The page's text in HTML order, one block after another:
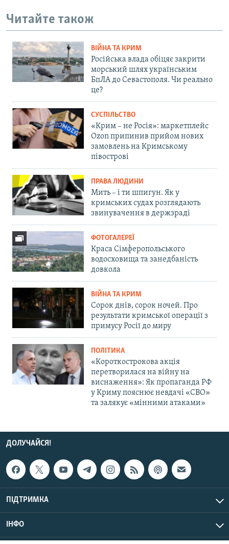
Читайте також
ВІЙНА ТА КРИМ
Російська влада обіцяє закрити
морський шлях українським
БпЛА до Севастополя. Чи реально
це?
СУСПІЛЬСТВО
«Крим – не Росія»: маркетплейс
Ozon припинив прийом нових
замовлень на Кримському
півострові
ПРАВА ЛЮДИНИ
Мить – і ти шпигун. Як у
кримських судах розглядають
звинувачення в держзраді
ФОТОГАЛЕРЕЇ
Краса Сімферопольського
водосховища та занедбаність
довкола
ВІЙНА ТА КРИМ
Сорок днів, сорок ночей. Про
результати кримської операції з
примусу Росії до миру
ПОЛІТИКА
«Короткострокова акція
перетворилася на війну на
виснаження»: Як пропаганда РФ
у Криму пояснює невдачі «СВО»
та залякує «мінними атаками»
ДОЛУЧАЙСЯ!
ПІДТРИМКА
ІНФО